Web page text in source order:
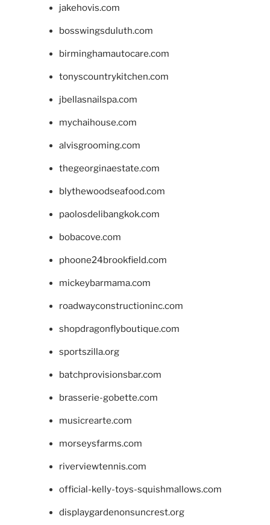
jakehovis.com
bosswingsduluth.com
birminghamautocare.com
tonyscountrykitchen.com
jbellasnailspa.com
mychaihouse.com
alvisgrooming.com
thegeorginaestate.com
blythewoodseafood.com
paolosdelibangkok.com
bobacove.com
phoone24brookfield.com
mickeybarmama.com
roadwayconstructioninc.com
shopdragonflyboutique.com
sportszilla.org
batchprovisionsbar.com
brasserie-gobette.com
musicrearte.com
morseysfarms.com
riverviewtennis.com
official-kelly-toys-squishmallows.com
displaygardenonsuncrest.org